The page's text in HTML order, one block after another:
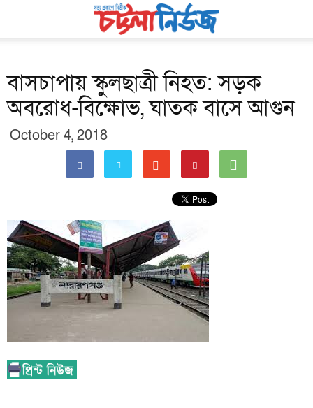
বাসচাপায় স্কুলছাত্রী নিহত: সড়ক
অবরোধ-বিক্ষোভ, ঘাতক বাসে আগুন
October 4, 2018